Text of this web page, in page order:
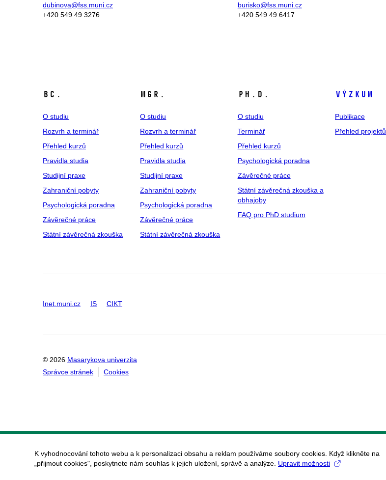
dubinova@fss.muni.cz
+420 549 49 3276
burisko@fss.muni.cz
+420 549 49 6417
Bc.
O studiu
Rozvrh a terminář
Přehled kurzů
Pravidla studia
Studijní praxe
Zahraniční pobyty
Psychologická poradna
Závěrečné práce
Státní závěrečná zkouška
Mgr.
O studiu
Rozvrh a terminář
Přehled kurzů
Pravidla studia
Studijní praxe
Zahraniční pobyty
Psychologická poradna
Závěrečné práce
Státní závěrečná zkouška
Ph.D.
O studiu
Terminář
Přehled kurzů
Psychologická poradna
Závěrečné práce
Státní závěrečná zkouška a
obhajoby
FAQ pro PhD studium
Výzkum
Publikace
Přehled projektů
Inet.muni.cz IS CIKT
© 2026 Masarykova univerzita
Správce stránek
Cookies
K vyhodnocování tohoto webu a k personalizaci obsahu a reklam používáme soubory cookies. Když klikněte na
„přijmout cookies", poskytnete nám souhlas k jejich uložení, správě a analýze. Upravit možnosti